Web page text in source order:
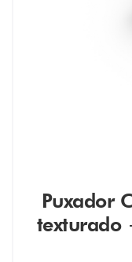
Puxador
texturado